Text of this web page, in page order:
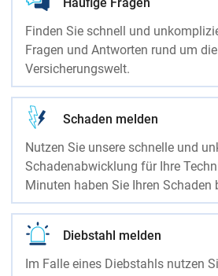
Finden Sie schnell und
Fragen und Antworten rund um die
Versicherungswelt.
Schaden melden
Nutzen Sie unsere schnelle und
Schadenabwicklung für Ihre
Minuten haben Sie Ihren Schaden
Diebstahl melden
Im Falle eines Diebstahls nutzen